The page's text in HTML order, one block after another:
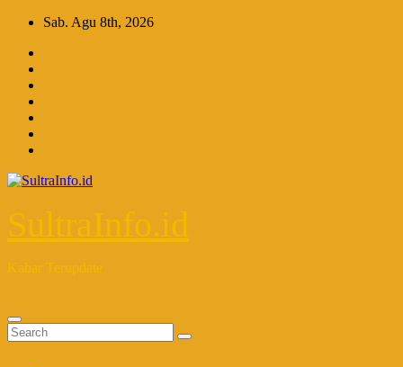
Skip
content
Sab. Agu 8th, 2026
SultraInfo.id
Kabar Terupdate